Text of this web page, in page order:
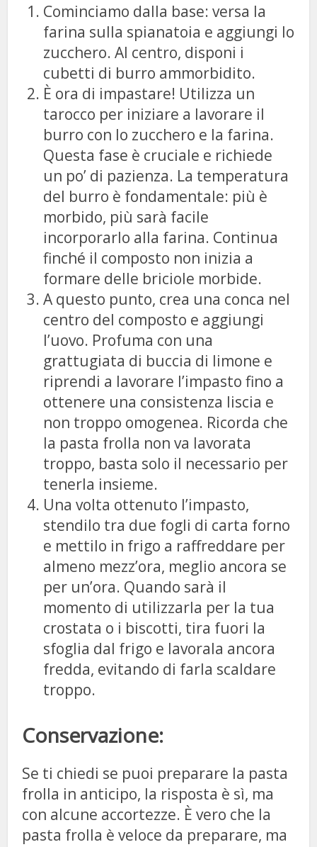
Cominciamo dalla base: versa la
farina sulla spianatoia e aggiungi lo
zucchero. Al centro, disponi i
cubetti di burro ammorbidito.
È ora di impastare! Utilizza un
tarocco per iniziare a lavorare il
burro con lo zucchero e la farina.
Questa fase è cruciale e richiede
un po’ di pazienza. La temperatura
del burro è fondamentale: più è
morbido, più sarà facile
incorporarlo alla farina. Continua
finché il composto non inizia a
formare delle briciole morbide.
A questo punto, crea una conca nel
centro del composto e aggiungi
l’uovo. Profuma con una
grattugiata di buccia di limone e
riprendi a lavorare l’impasto fino a
ottenere una consistenza liscia e
non troppo omogenea. Ricorda che
la pasta frolla non va lavorata
troppo, basta solo il necessario per
tenerla insieme.
Una volta ottenuto l’impasto,
stendilo tra due fogli di carta forno
e mettilo in frigo a raffreddare per
almeno mezz’ora, meglio ancora se
per un’ora. Quando sarà il
momento di utilizzarla per la tua
crostata o i biscotti, tira fuori la
sfoglia dal frigo e lavorala ancora
fredda, evitando di farla scaldare
troppo.
Conservazione:
Se ti chiedi se puoi preparare la pasta
frolla in anticipo, la risposta è sì, ma
con alcune accortezze. È vero che la
pasta frolla è veloce da preparare, ma